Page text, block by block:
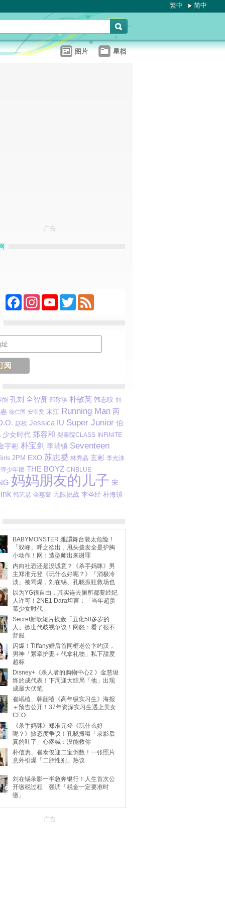
繁中 简中
图片 星档
广告
FacebookInstagramYouTubeTwitterFeed
能 孔刘 全智贤 郑敬淏 朴敏英 韩志旼 刘
徐仁国 安宰贤 宋江 Running Man 两
赵权 Jessica IU Super Junior 伯
少女时代 郑容和 梨泰院CLASS INFINITE
宇彬 朴宝剑 李瑞镇 Seventeen
2PM EXO 苏志燮 林秀晶 玄彬 李光洙
少年团 THE BOYZ CNBLUE
妈妈朋友的儿子 宋
韩艺瑟 金惠奫 无限挑战 李圣经 朴海镇
BABYMONSTER 雅譞舞台装太危险！
「双峰」呼之欲出，甩头拨发全是护胸
小动作！网：造型师出来谢罪
内向社恐还是没诚意？《杀手妈咪》男
主郑准元登《玩什么好呢？》「消极冷
淡」被骂爆，刘在锡、孔晓振狂救场也
动
以为YG很自由，其实连去厕所都要经纪
人许可！2NE1 Dara坦言：「当年超羡
慕少女时代」
Secret新歌短片挨轰「丑化50多岁的
人」掀世代歧视争议！网怒：看了很不
舒服
闪爆！Tiffany婚后首同框老公卞约汉，
男神「紧牵护妻＋代拿礼物」私下甜度
超标
Disney+《杀人者的购物中心2 》金慧埈
终於成代表！下周迎大结局「他」出现
成最大伏笔
崔岷植、韩韶禧《高年级实习生》海报
＋预告公开！37年资深实习生遇上美女
CEO
《杀手妈咪》郑准元登《玩什么好
呢？》掀态度争议！孔晓振曝「录影后
真的吐了」心疼喊：没能救你
朴信惠、崔泰俊迎二宝倒数！一张照片
意外引爆「二胎性别」热议
刘在锡录影一半急奔银行！人生首次公
开缴税过程 强调「税金一定要准时
缴」
广告